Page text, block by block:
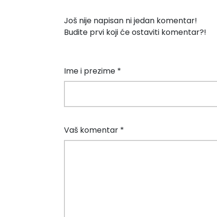
Još nije napisan ni jedan komentar!
Budite prvi koji će ostaviti komentar?!
Ime i prezime *
Vaš komentar *